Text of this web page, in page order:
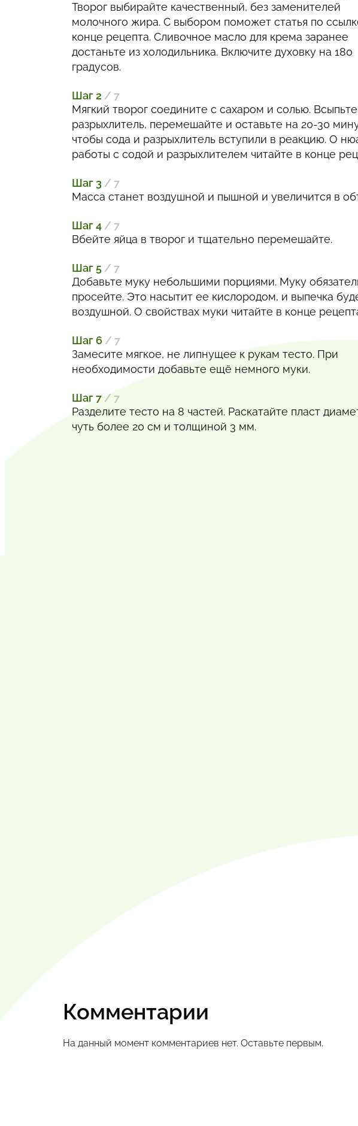
Творог выбирайте качественный, без заменителей
молочного жира. С выбором поможет статья по
конце рецепта. Сливочное масло для крема заранее
достаньте из холодильника. Включите духовку на 180
градусов.
Шаг 2 / 7
Мягкий творог соедините с сахаром и солью.
разрыхлитель, перемешайте и оставьте на 20-30
чтобы сода и разрыхлитель вступили в реакцию. О
работы с содой и разрыхлителем читайте в конце
Шаг 3 / 7
Масса станет воздушной и пышной и увеличится в
Шаг 4 / 7
Вбейте яйца в творог и тщательно перемешайте.
Шаг 5 / 7
Добавьте муку небольшими порциями. Муку
просейте. Это насытит ее кислородом, и выпечка
воздушной. О свойствах муки читайте в конце
Шаг 6 / 7
Замесите мягкое, не липнущее к рукам тесто. При
необходимости добавьте ещё немного муки.
Шаг 7 / 7
Разделите тесто на 8 частей. Раскатайте пласт
чуть более 20 см и толщиной 3 мм.
Комментарии
На данный момент комментариев нет. Оставьте первым.